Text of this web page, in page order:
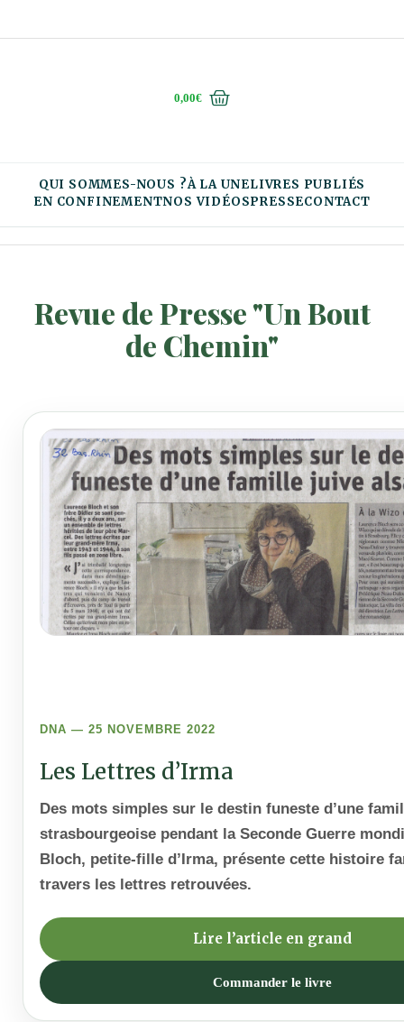
0,00€
QUI SOMMES-NOUS ?À LA UNELIVRES PUBLIÉS
EN CONFINEMENTNOS VIDÉOSPRESSECONTACT
Revue de Presse "Un Bout
de Chemin"
DNA — 25 NOVEMBRE 2022
Les Lettres d’Irma
Des mots simples sur le destin funeste d’une
strasbourgeoise pendant la Seconde Guerre
Bloch, petite-fille d’Irma, présente cette histoire
travers les lettres retrouvées.
Lire l’article en grand
Commander le livre